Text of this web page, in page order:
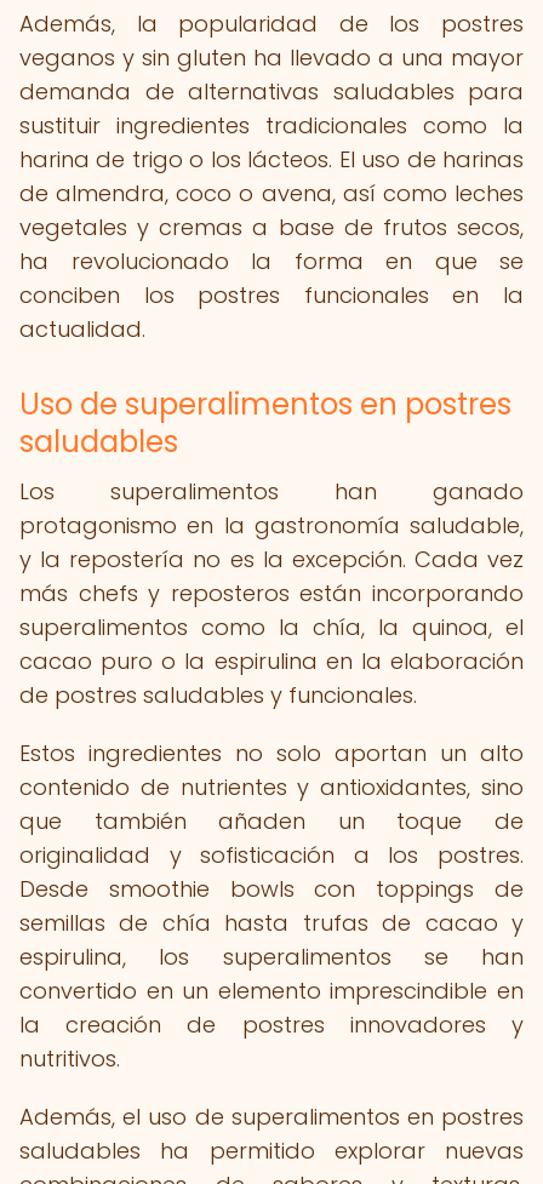
Además, la popularidad de los postres
veganos y sin gluten ha llevado a una mayor
demanda de alternativas saludables para
sustituir ingredientes tradicionales como la
harina de trigo o los lácteos. El uso de harinas
de almendra, coco o avena, así como leches
vegetales y cremas a base de frutos secos,
ha revolucionado la forma en que se
conciben los postres funcionales en la
actualidad.
Uso de superalimentos en postres
saludables
Los superalimentos han ganado
protagonismo en la gastronomía saludable,
y la repostería no es la excepción. Cada vez
más chefs y reposteros están incorporando
superalimentos como la chía, la quinoa, el
cacao puro o la espirulina en la elaboración
de postres saludables y funcionales.
Estos ingredientes no solo aportan un alto
contenido de nutrientes y antioxidantes, sino
que también añaden un toque de
originalidad y sofisticación a los postres.
Desde smoothie bowls con toppings de
semillas de chía hasta trufas de cacao y
espirulina, los superalimentos se han
convertido en un elemento imprescindible en
la creación de postres innovadores y
nutritivos.
Además, el uso de superalimentos en postres
saludables ha permitido explorar nuevas